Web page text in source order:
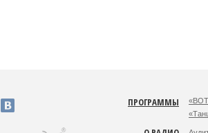
v ПРОГРАММЫ